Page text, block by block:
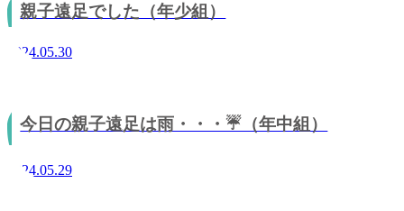
親子遠足でした（年少組）
2024.05.30
今日の親子遠足は雨・・・☔️（年中組）
2024.05.29